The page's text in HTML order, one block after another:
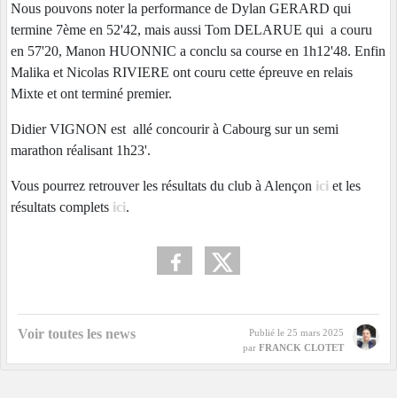
Nous pouvons noter la performance de Dylan GERARD qui
termine 7ème en 52'42, mais aussi Tom DELARUE qui a couru
en 57'20, Manon HUONNIC a conclu sa course en 1h12'48. Enfin
Malika et Nicolas RIVIERE ont couru cette épreuve en relais
Mixte et ont terminé premier.
Didier VIGNON est allé concourir à Cabourg sur un semi
marathon réalisant 1h23'.
Vous pourrez retrouver les résultats du club à Alençon ici et les
résultats complets ici.
Voir toutes les news Publié le 25 mars 2025
par FRANCK CLOTET